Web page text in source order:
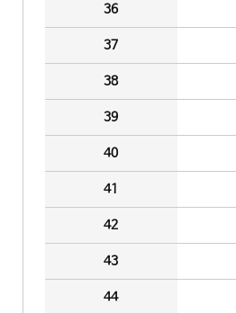
36
37
38
39
40
41
42
43
44